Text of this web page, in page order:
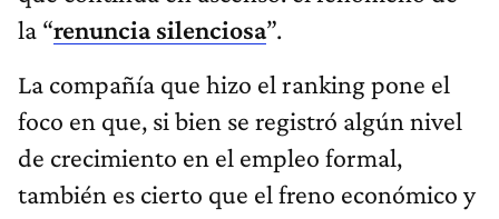
la “renuncia silenciosa”.
La compañía que hizo el ranking pone el
foco en que, si bien se registró algún nivel
de crecimiento en el empleo formal,
también es cierto que el freno económico y